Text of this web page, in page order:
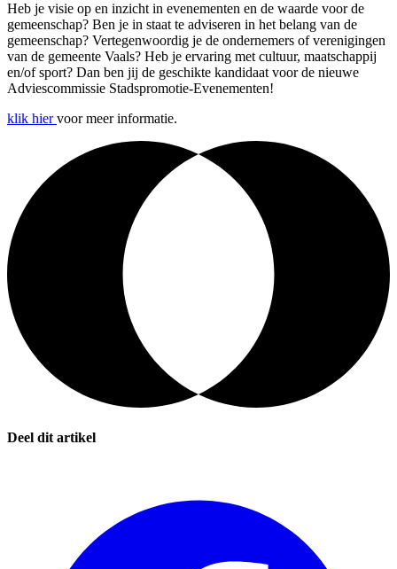
Heb je visie op en inzicht in evenementen en de waarde voor de
gemeenschap? Ben je in staat te adviseren in het belang van de
gemeenschap? Vertegenwoordig je de ondernemers of verenigingen
van de gemeente Vaals? Heb je ervaring met cultuur, maatschappij
en/of sport? Dan ben jij de geschikte kandidaat voor de nieuwe
Adviescommissie Stadspromotie-Evenementen!
klik hiervoor meer informatie.
Deel dit artikel